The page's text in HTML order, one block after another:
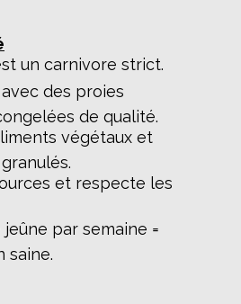
un carnivore strict.
des proies
de qualité.
végétaux et
et respecte les
par semaine =
saine.